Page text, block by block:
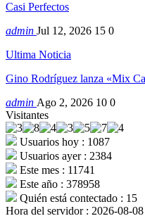
Casi Perfectos
admin Jul 12, 2026 15 0
Ultima Noticia
Gino Rodríguez lanza «Mix
admin Ago 2, 2026 10 0
Visitantes
Usuarios hoy : 1087
Usuarios ayer : 2384
Este mes : 11741
Este año : 378958
Quién está contectado : 15
Hora del servidor : 2026-08-08